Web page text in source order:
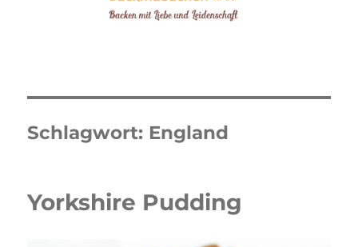
Schlagwort: England
Yorkshire Pudding